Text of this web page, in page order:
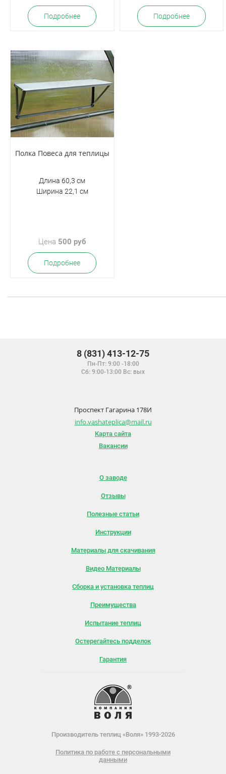
Подробнее Подробнее
Полка Повеса для теплицы
Длина 60,3 см
Ширина 22,1 см
Цена 500 руб
Подробнее
8 (831) 413-12-75
Пн-Пт: 9:00 -18:00
Сб: 9:00-13:00 Вс: вых
Проспект Гагарина 178И
info.vashateplica@mail.ru
Карта сайта
Вакансии
О заводе
Отзывы
Полезные статьи
Инструкции
Материалы для скачивания
Видео Материалы
Сборка и установка теплиц
Преимущества
Испытание теплиц
Остерегайтесь подделок
Гарантия
Производитель теплиц «Воля» 1993-2026
Политика по работе с персональными
данными